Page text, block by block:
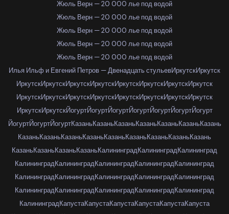
Жюль Верн — 20 000 лье под водой
Жюль Верн — 20 000 лье под водой
Жюль Верн — 20 000 лье под водой
Жюль Верн — 20 000 лье под водой
Жюль Верн — 20 000 лье под водой
Илья Ильф и Евгений Петров — Двенадцать стульевИркутскИркутск
ИркутскИркутскИркутскИркутскИркутскИркутскИркутскИркутск
ИркутскИркутскИркутскИркутскИркутскИркутскИркутскИркутск
ИркутскИркутскЙогуртЙогуртЙогуртЙогуртЙогуртЙогуртЙогурт
ЙогуртЙогуртЙогуртКазаньКазаньКазаньКазаньКазаньКазаньКазань
КазаньКазаньКазаньКазаньКазаньКазаньКазаньКазаньКазань
КазаньКазаньКазаньКазаньКалининградКалининградКалининград
КалининградКалининградКалининградКалининградКалининград
КалининградКалининградКалининградКалининградКалининград
КалининградКалининградКалининградКалининградКалининград
КалининградКапустаКапустаКапустаКапустаКапустаКапуста